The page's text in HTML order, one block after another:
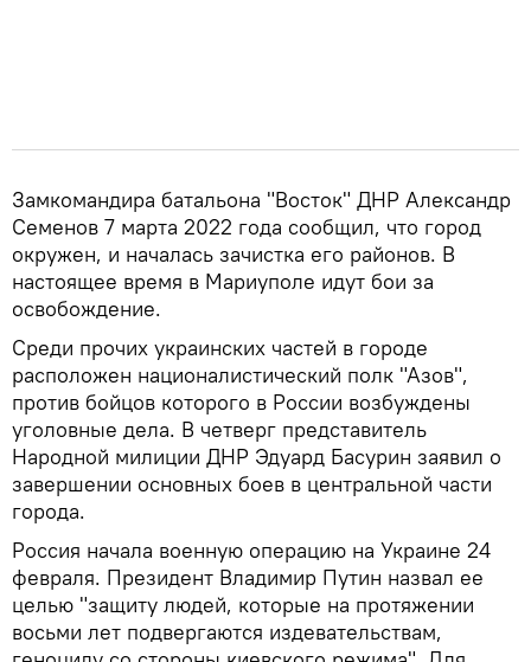
Замкомандира батальона "Восток" ДНР Александр
Семенов 7 марта 2022 года сообщил, что город
окружен, и началась зачистка его районов. В
настоящее время в Мариуполе идут бои за
освобождение.
Среди прочих украинских частей в городе
расположен националистический полк "Азов",
против бойцов которого в России возбуждены
уголовные дела. В четверг представитель
Народной милиции ДНР Эдуард Басурин заявил о
завершении основных боев в центральной части
города.
Россия начала военную операцию на Украине 24
февраля. Президент Владимир Путин назвал ее
целью "защиту людей, которые на протяжении
восьми лет подвергаются издевательствам,